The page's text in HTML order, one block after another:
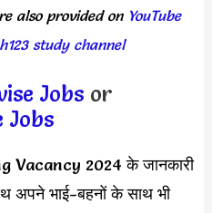
also provided onYouTube
study channel
Jobs or
Jobs
Vacancy 2024 के जानकारी
अपने भाई-बहनों के साथ भी